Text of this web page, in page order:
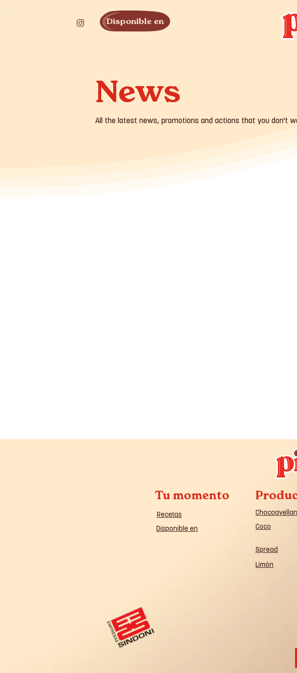
Disponible en
News
All the latest news, promotions and actions that you don't
Tu momento
Recetas
Disponible en
Coco
Spread
Limón